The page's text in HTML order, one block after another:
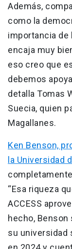
Además,
como la
importancia de
encaja muy
eso creo que
debemos
detalla Tomas
Suecia, quien
Magallanes.
Ken Benson,
la Universidad
“Esa riqueza
ACCESS
hecho, Benson
su universidad